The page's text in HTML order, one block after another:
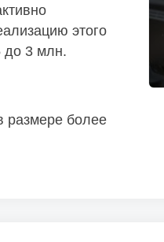
этого
до 3 млн.
размере более